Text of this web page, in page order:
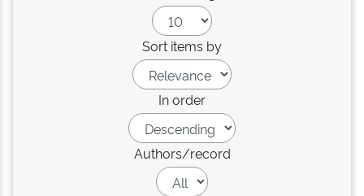
Sort items by
In order
Authors/record